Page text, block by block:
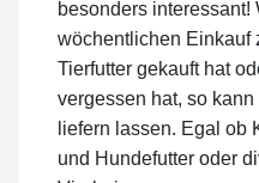
besonders interessant!
wöchentlichen Einkauf
Tierfutter gekauft hat
vergessen hat, so
liefern lassen. Egal ob
und Hundefutter oder